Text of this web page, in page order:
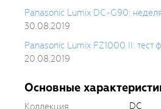
Panasonic Lumix DC-G90:
30.08.2019
Panasonic Lumix FZ1000 II: тест
20.08.2019
Основные
DC